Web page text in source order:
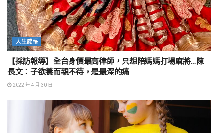
人生感悟
【採訪報導】全台身價最高律師，只想陪媽媽打場麻將…陳
長文：子欲養而親不待，是最深的痛
2022 年 4 月 30 日